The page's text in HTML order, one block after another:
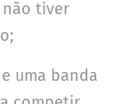
não tiver
uma banda